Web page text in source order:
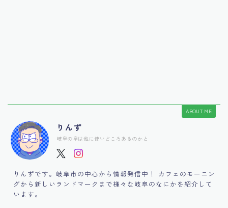
ABOUT ME
りんず
岐阜の阜は他に使いどころあるのかと
りんずです。岐阜市の中心から情報発信中！ カフェのモーニン
グから新しいランドマークまで様々な岐阜のなにかを紹介して
います。